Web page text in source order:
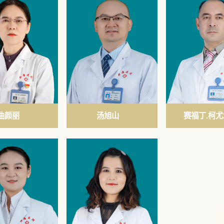
颜丽 汤旭山 赛福丁.柯